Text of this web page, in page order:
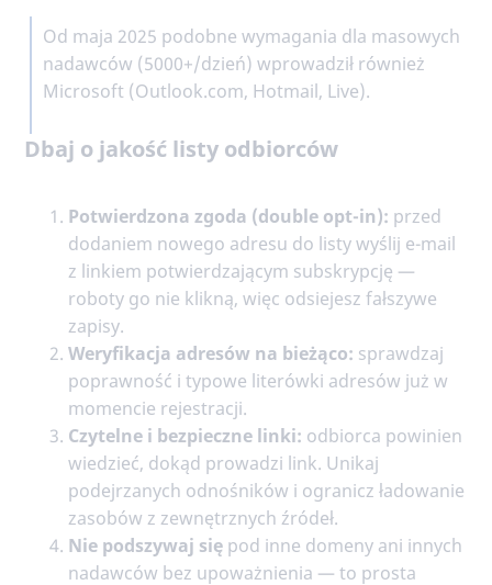
Od maja 2025 podobne wymagania dla masowych
nadawców (5000+/dzień) wprowadził również
Microsoft (Outlook.com, Hotmail, Live).
Dbaj o jakość listy odbiorców
Potwierdzona zgoda (double opt-in): przed
dodaniem nowego adresu do listy wyślij e-mail
z linkiem potwierdzającym subskrypcję —
roboty go nie klikną, więc odsiejesz fałszywe
zapisy.
Weryfikacja adresów na bieżąco: sprawdzaj
poprawność i typowe literówki adresów już w
momencie rejestracji.
Czytelne i bezpieczne linki: odbiorca powinien
wiedzieć, dokąd prowadzi link. Unikaj
podejrzanych odnośników i ogranicz ładowanie
zasobów z zewnętrznych źródeł.
Nie podszywaj się pod inne domeny ani innych
nadawców bez upoważnienia — to prosta